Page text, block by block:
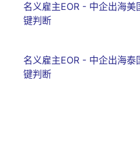
名义雇主EOR - 中企出海美
键判断
名义雇主EOR - 中企出海泰
键判断